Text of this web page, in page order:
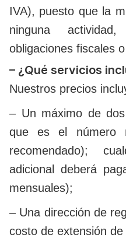
IVA), puesto que la
ninguna
obligaciones fiscales
– ¿Qué servicios
Nuestros precios
– Un máximo de
que es el número
recomendado);
adicional deberá
mensuales);
– Una dirección de
costo de extensión de